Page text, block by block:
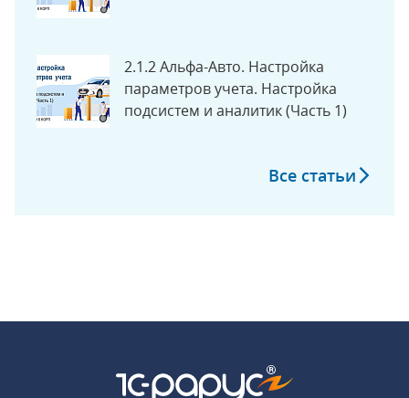
2.1.2 Альфа-Авто. Настройка
параметров учета. Настройка
подсистем и аналитик (Часть 1)
Все статьи